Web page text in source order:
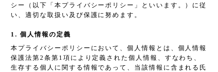
シー（以下「本プライバシーポリシー」といいます。）に従
い、適切な取扱い及び保護に努めます。
1. 個人情報の定義
本プライバシーポリシーにおいて、個人情報とは、個人情報
保護法第2条第1項により定義された個人情報、すなわち、
生存する個人に関する情報であって、当該情報に含まれる氏